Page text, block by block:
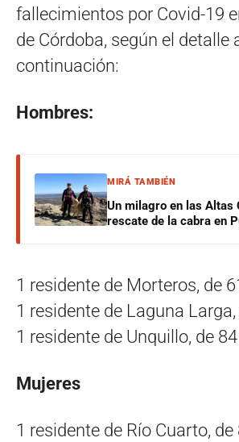
fallecimientos por Covid-19
de Córdoba, según el detalle
continuación:
Hombres:
MIRÁ TAMBIÉN
Un milagro en las Altas
rescate de la cabra en
1 residente de Morteros, de
1 residente de Laguna
1 residente de Unquillo, de
Mujeres
1 residente de Río Cuarto, de